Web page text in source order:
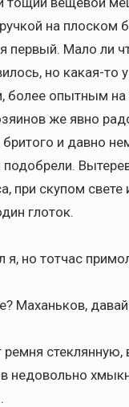
на плоском
первый. Мало ли
но какая-то
более опытным
же явно
и давно
подобрели.
при скупом
глоток.
я, но тотчас
Маханьков,
стеклянную,
недовольно